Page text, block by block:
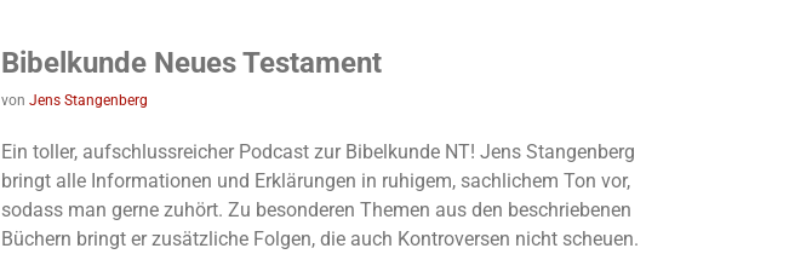
Bibelkunde Neues Testament
von Jens Stangenberg
Ein toller, aufschlussreicher Podcast zur Bibelkunde NT! Jens Stangenberg
bringt alle Informationen und Erklärungen in ruhigem, sachlichem Ton vor,
sodass man gerne zuhört. Zu besonderen Themen aus den beschriebenen
Büchern bringt er zusätzliche Folgen, die auch Kontroversen nicht scheuen.